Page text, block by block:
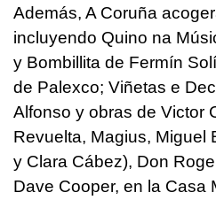
Además, A Coruña
incluyendo Quino na
y Bombillita de Fermín
de Palexco; Viñetas e
Alfonso y obras de Victor
Revuelta, Magius, Miguel
y Clara Cábez), Don
Dave Cooper, en la Casa